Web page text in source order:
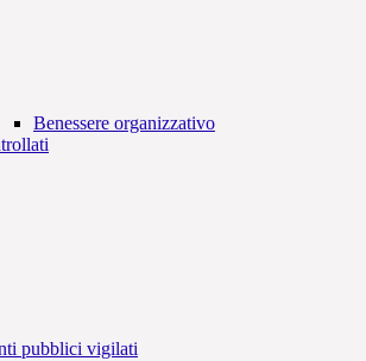
Benessere organizzativo
pubblici vigilati